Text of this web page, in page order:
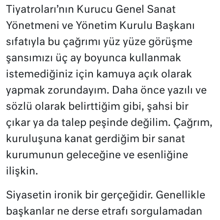
Tiyatroları’nın Kurucu Genel Sanat
Yönetmeni ve Yönetim Kurulu Başkanı
sıfatıyla bu çağrımı yüz yüze görüşme
şansımızı üç ay boyunca kullanmak
istemediğiniz için kamuya açık olarak
yapmak zorundayım. Daha önce yazılı ve
sözlü olarak belirttiğim gibi, şahsi bir
çıkar ya da talep peşinde değilim. Çağrım,
kuruluşuna kanat gerdiğim bir sanat
kurumunun geleceğine ve esenliğine
ilişkin.
Siyasetin ironik bir gerçeğidir. Genellikle
başkanlar ne derse etrafı sorgulamadan